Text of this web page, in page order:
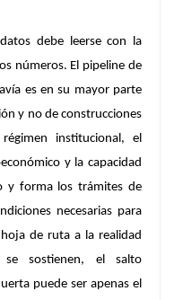
debe leerse con la
números. El pipeline de
es en su mayor parte
y no de construcciones
institucional, el
y la capacidad
y forma los trámites de
necesarias para
de ruta a la realidad
se sostienen, el salto
puede ser apenas el